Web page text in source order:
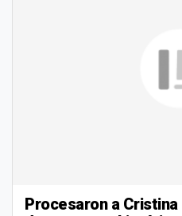
Procesaron a